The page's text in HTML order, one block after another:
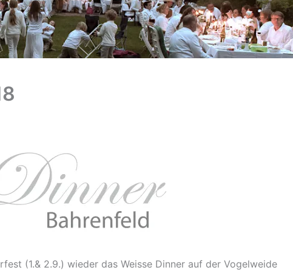
(1.& 2.9.) wieder das Weisse Dinner auf der Vogelweide